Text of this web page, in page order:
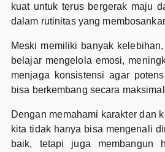
kuat untuk terus bergerak maju
dalam rutinitas yang
Meski memiliki banyak
belajar mengelola emosi,
menjaga konsistensi agar
bisa berkembang secara
Dengan memahami karakter dan
kita tidak hanya bisa mengenali
baik, tetapi juga membangun